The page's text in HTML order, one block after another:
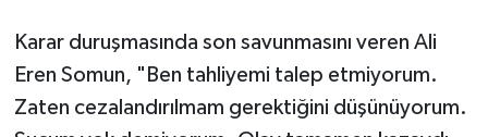
Karar duruşmasında son savunmasını veren Ali
Eren Somun, "Ben tahliyemi talep etmiyorum.
Zaten cezalandırılmam gerektiğini düşünüyorum.